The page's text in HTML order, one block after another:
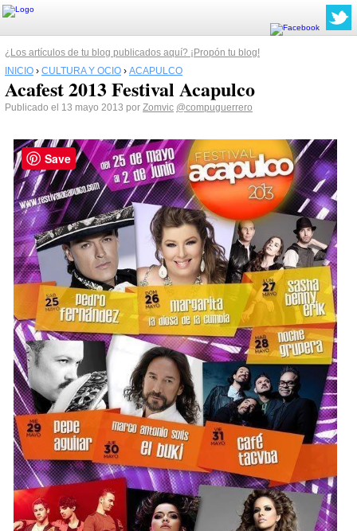
¿Los artículos de tu blog publicados aquí? ¡Propón tu blog!
INICIO › CULTURA Y OCIO › ACAPULCO
Acafest 2013 Festival Acapulco
Publicado el 13 mayo 2013 por Zomvic @compuguerrero
Save